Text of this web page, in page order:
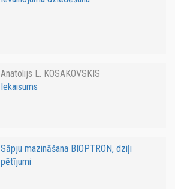
Anatolijs L. KOSAKOVSKIS
Iekaisums
Sāpju mazināšana BIOPTRON, dziļi
pētījumi